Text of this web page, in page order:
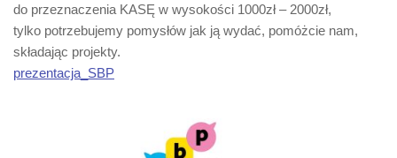
do przeznaczenia KASĘ w wysokości 1000zł – 2000zł,
tylko potrzebujemy pomysłów jak ją wydać, pomóżcie nam,
składając projekty.
prezentacja_SBP